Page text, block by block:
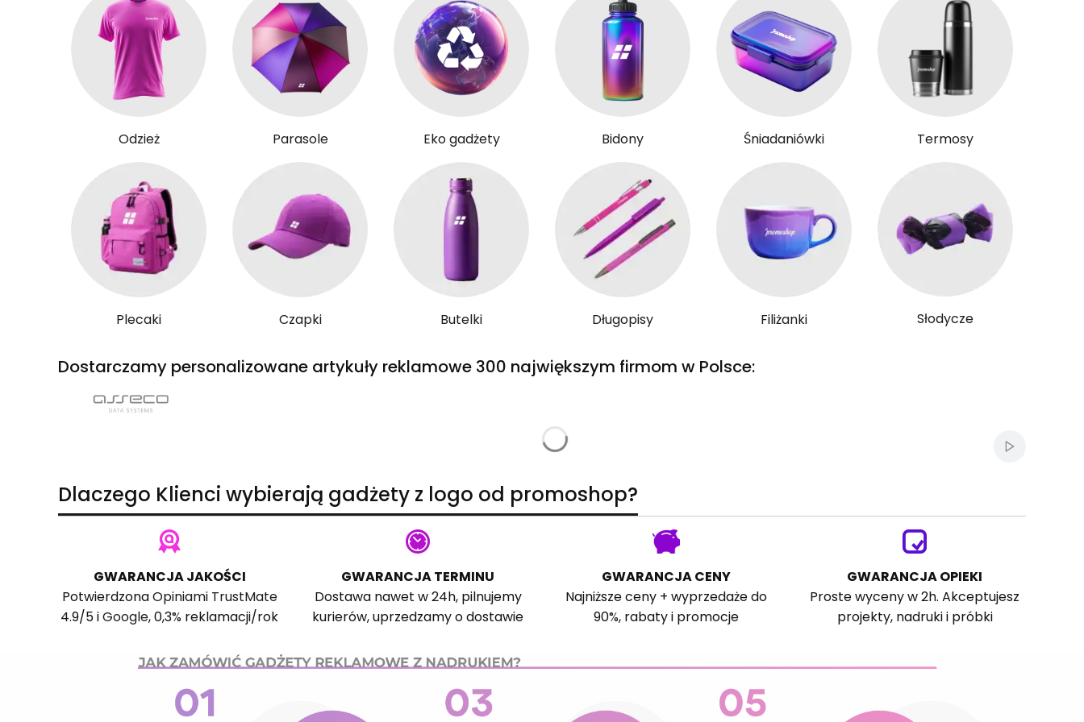
Odzież Parasole Eko gadżety Bidony Śniadaniówki Termosy
Plecaki Czapki Butelki Długopisy Filiżanki Słodycze
Dostarczamy personalizowane artykuły reklamowe 300 największym firmom w Polsce:
Włącz
Dlaczego Klienci wybierają gadżety z logo od promoshop?
GWARANCJA JAKOŚCI
PotwierdzonaOpiniami TrustMate
4.9/5 iGoogle, 0,3% reklamacji/rok
GWARANCJA TERMINU
Dostawa nawet w 24h, pilnujemy
kurierów, uprzedzamy o dostawie
GWARANCJA CENY
Najniższe ceny + wyprzedaże do
90%, rabaty i promocje
GWARANCJA OPIEKI
Proste wyceny w 2h. Akceptujesz
projekty, nadruki i próbki